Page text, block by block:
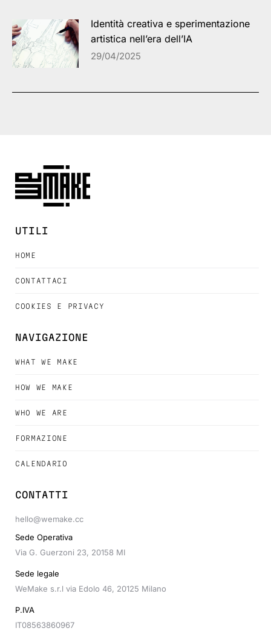
Identità creativa e sperimentazione
artistica nell’era dell’IA
29/04/2025
UTILI
HOME
CONTATTACI
COOKIES E PRIVACY
NAVIGAZIONE
WHAT WE MAKE
HOW WE MAKE
WHO WE ARE
FORMAZIONE
CALENDARIO
CONTATTI
hello@wemake.cc
Sede Operativa
Via G. Guerzoni 23, 20158 MI
Sede legale
WeMake s.r.l via Edolo 46, 20125 Milano
P.IVA
IT08563860967